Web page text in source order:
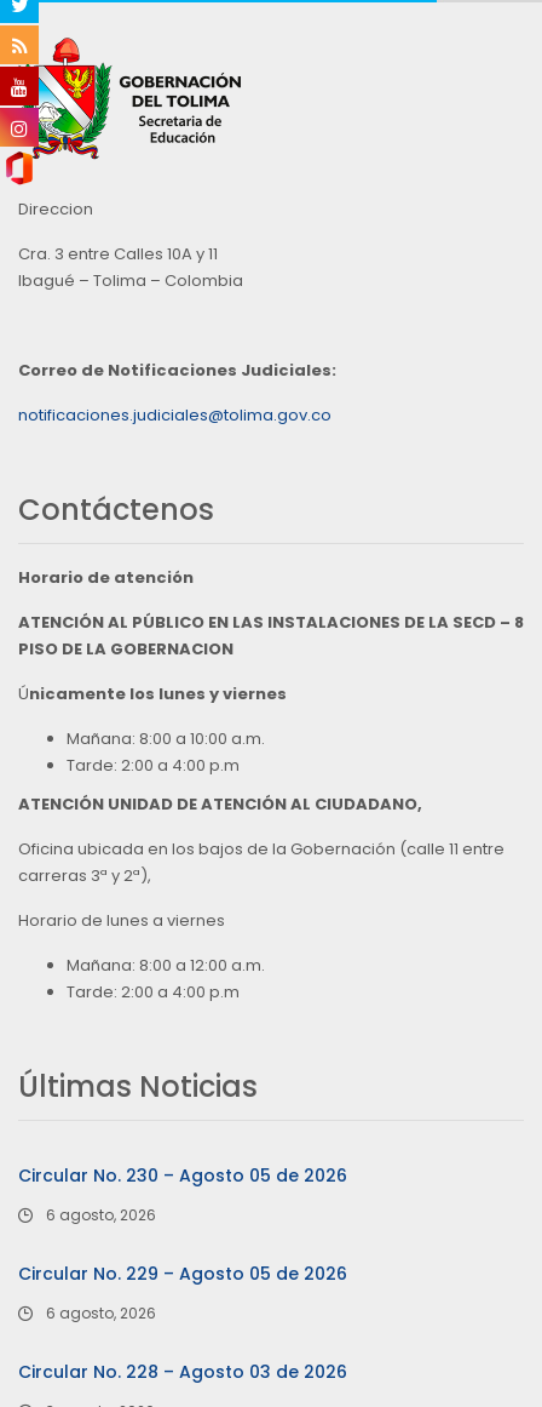
Direccion
Cra. 3 entre Calles 10A y 11
Ibagué – Tolima – Colombia
Correo de Notificaciones Judiciales:
notificaciones.judiciales@tolima.gov.co
Contáctenos
Horario de atención
ATENCIÓN AL PÚBLICO EN LAS INSTALACIONES DE LA SECD – 8
PISO DE LA GOBERNACION
Únicamente los lunes y viernes
Mañana: 8:00 a 10:00 a.m.
Tarde: 2:00 a 4:00 p.m
ATENCIÓN UNIDAD DE ATENCIÓN AL CIUDADANO,
Oficina ubicada en los bajos de la Gobernación (calle 11 entre
carreras 3ª y 2ª),
Horario de lunes a viernes
Mañana: 8:00 a 12:00 a.m.
Tarde: 2:00 a 4:00 p.m
Últimas Noticias
Circular No. 230 – Agosto 05 de 2026
6 agosto, 2026
Circular No. 229 – Agosto 05 de 2026
6 agosto, 2026
Circular No. 228 – Agosto 03 de 2026